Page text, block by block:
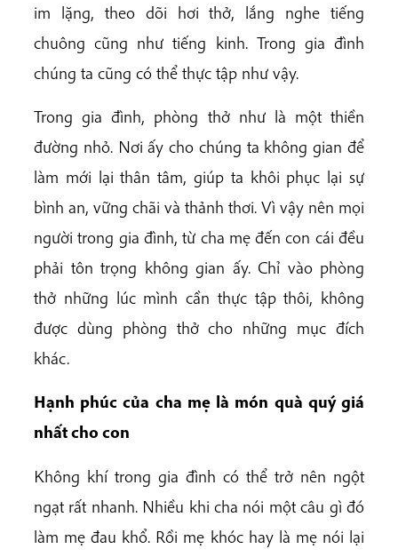
im lặng, theo dõi hơi thở, lắng nghe tiếng
chuông cũng như tiếng kinh. Trong gia đình
chúng ta cũng có thể thực tập như vậy.
Trong gia đình, phòng thở như là một thiền
đường nhỏ. Nơi ấy cho chúng ta không gian để
làm mới lại thân tâm, giúp ta khôi phục lại sự
bình an, vững chãi và thảnh thơi. Vì vậy nên mọi
người trong gia đình, từ cha mẹ đến con cái đều
phải tôn trọng không gian ấy. Chỉ vào phòng
thở những lúc mình cần thực tập thôi, không
được dùng phòng thở cho những mục đích
khác.
Hạnh phúc của cha mẹ là món quà quý giá
nhất cho con
Không khí trong gia đình có thể trở nên ngột
ngạt rất nhanh. Nhiều khi cha nói một câu gì đó
làm mẹ đau khổ. Rồi mẹ khóc hay là mẹ nói lại